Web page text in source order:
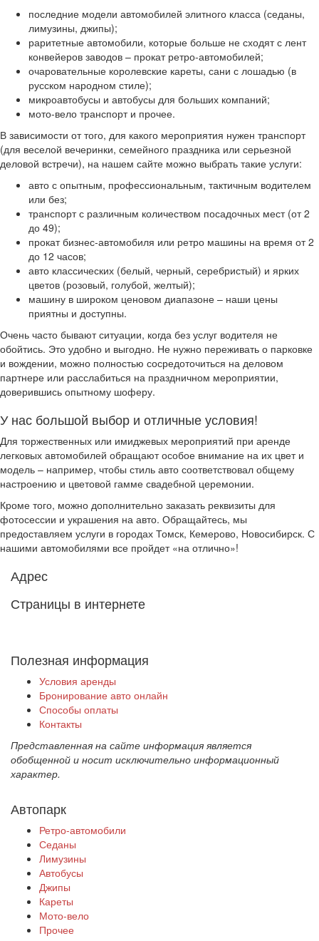
последние модели автомобилей элитного класса (седаны,
лимузины, джипы);
раритетные автомобили, которые больше не сходят с лент
конвейеров заводов – прокат ретро-автомобилей;
очаровательные королевские кареты, сани с лошадью (в
русском народном стиле);
микроавтобусы и автобусы для больших компаний;
мото-вело транспорт и прочее.
В зависимости от того, для какого мероприятия нужен транспорт
(для веселой вечеринки, семейного праздника или серьезной
деловой встречи), на нашем сайте можно выбрать такие услуги:
авто с опытным, профессиональным, тактичным водителем
или без;
транспорт с различным количеством посадочных мест (от 2
до 49);
прокат бизнес-автомобиля или ретро машины на время от 2
до 12 часов;
авто классических (белый, черный, серебристый) и ярких
цветов (розовый, голубой, желтый);
машину в широком ценовом диапазоне – наши цены
приятны и доступны.
Очень часто бывают ситуации, когда без услуг водителя не
обойтись. Это удобно и выгодно. Не нужно переживать о парковке
и вождении, можно полностью сосредоточиться на деловом
партнере или расслабиться на праздничном мероприятии,
доверившись опытному шоферу.
У нас большой выбор и отличные условия!
Для торжественных или имиджевых мероприятий при аренде
легковых автомобилей обращают особое внимание на их цвет и
модель – например, чтобы стиль авто соответствовал общему
настроению и цветовой гамме свадебной церемонии.
Кроме того, можно дополнительно заказать реквизиты для
фотосессии и украшения на авто. Обращайтесь, мы
предоставляем услуги в городах Томск, Кемерово, Новосибирск. С
нашими автомобилями все пройдет «на отлично»!
Адрес
Страницы в интернете
Полезная информация
Условия аренды
Бронирование авто онлайн
Способы оплаты
Контакты
Представленная на сайте информация является
обобщенной и носит исключительно информационный
характер.
Автопарк
Ретро-автомобили
Седаны
Лимузины
Автобусы
Джипы
Кареты
Мото-вело
Прочее